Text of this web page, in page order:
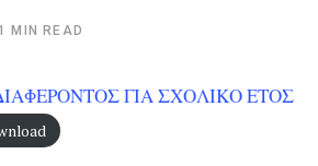
MIN READ
ΓΙΑ ΣΧΟΛΙΚΟ ΕΤΟΣ